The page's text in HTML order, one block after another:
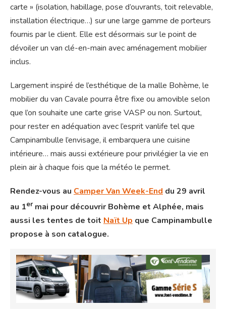
carte » (isolation, habillage, pose d’ouvrants, toit relevable,
installation électrique…) sur une large gamme de porteurs
fournis par le client. Elle est désormais sur le point de
dévoiler un van clé-en-main avec aménagement mobilier
inclus.
Largement inspiré de l’esthétique de la malle Bohème, le
mobilier du van Cavale pourra être fixe ou amovible selon
que l’on souhaite une carte grise VASP ou non. Surtout,
pour rester en adéquation avec l’esprit vanlife tel que
Campinambulle l’envisage, il embarquera une cuisine
intérieure… mais aussi extérieure pour privilégier la vie en
plein air à chaque fois que la météo le permet.
Rendez-vous au Camper Van Week-End du 29 avril
au 1ermai pour découvrir Bohème et Alphée, mais
aussi les tentes de toit Naït Up que Campinambulle
propose à son catalogue.